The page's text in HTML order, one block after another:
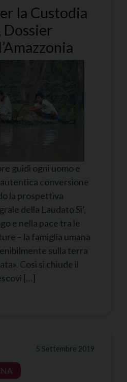
la Custodia
Dossier
guidi ogni uomo e
conversione
la prospettiva
della Laudato Si’,
e nella pace tra le
– la famiglia umana
sulla terra
Così si chiude il
[…]
5 Settembre 2019